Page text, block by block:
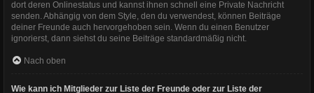
dort deren Onlinestatus und kannst ihnen schnell eine Private Nachricht
senden. Abhängig von dem Style, den du verwendest, können Beiträge
deiner Freunde auch hervorgehoben sein. Wenn du einen Benutzer
ignorierst, dann siehst du seine Beiträge standardmäßig nicht.
Nach oben
Wie kann ich Mitglieder zur Liste der Freunde oder zur Liste der